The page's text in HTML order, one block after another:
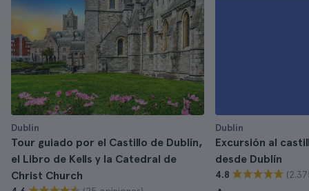
Dublín
Tour guiado por el Castillo de Dublín,
el Libro de Kells y la Catedral de
Christ Church
Dublín
Excursión al
desde Dublín
4.8